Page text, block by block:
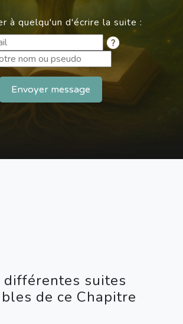
à quelqu'un d'écrire la suite :
Envoyer message
différentes suites
de ce Chapitre